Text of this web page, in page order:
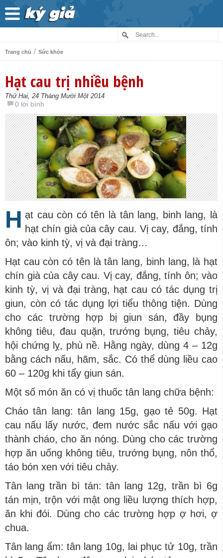
Trang chủ / Sức khỏe
Hạt cau trị nhiều bệnh
Thứ Hai, 24 Tháng Mười Một 2014
0 lời bình
H ạt cau còn có tên là tân lang, binh lang, là
hạt chín già của cây cau. Vị cay, đắng, tính
ôn; vào kinh tỳ, vị và đại tràng…
Hạt cau còn có tên là tân lang, binh lang, là hạt
chín già của cây cau. Vị cay, đắng, tính ôn; vào
kinh tỳ, vị và đại tràng, hạt cau có tác dụng trị
giun, còn có tác dụng lợi tiểu thông tiện. Dùng
cho các trường hợp bị giun sán, đầy bụng
không tiêu, đau quặn, trướng bụng, tiêu chảy,
hội chứng lỵ, phù nề. Hằng ngày, dùng 4 – 12g
bằng cách nấu, hãm, sắc. Có thể dùng liều cao
60 – 120g khi tẩy giun sán.
Một số món ăn có vị thuốc tân lang chữa bệnh:
Cháo tân lang: tân lang 15g, gạo tẻ 50g. Hạt
cau nấu lấy nước, đem nước sắc nấu với gạo
thành cháo, cho ăn nóng. Dùng cho các trường
hợp ăn uống không tiêu, trướng bụng, nôn thổ,
táo bón xen với tiêu chảy.
Tân lang trần bì tán: tân lang 12g, trần bì 6g
tán mịn, trộn với mật ong liều lượng thích hợp,
ăn khi đói. Dùng cho các trường hợp ợ hơi, ợ
chua.
Tân lang ẩm: tân lang 10g, lai phục tử 10g, trần